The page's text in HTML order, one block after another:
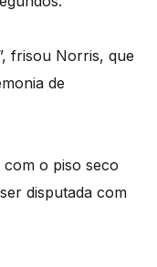
frisou Norris, que
de
o piso seco
disputada com